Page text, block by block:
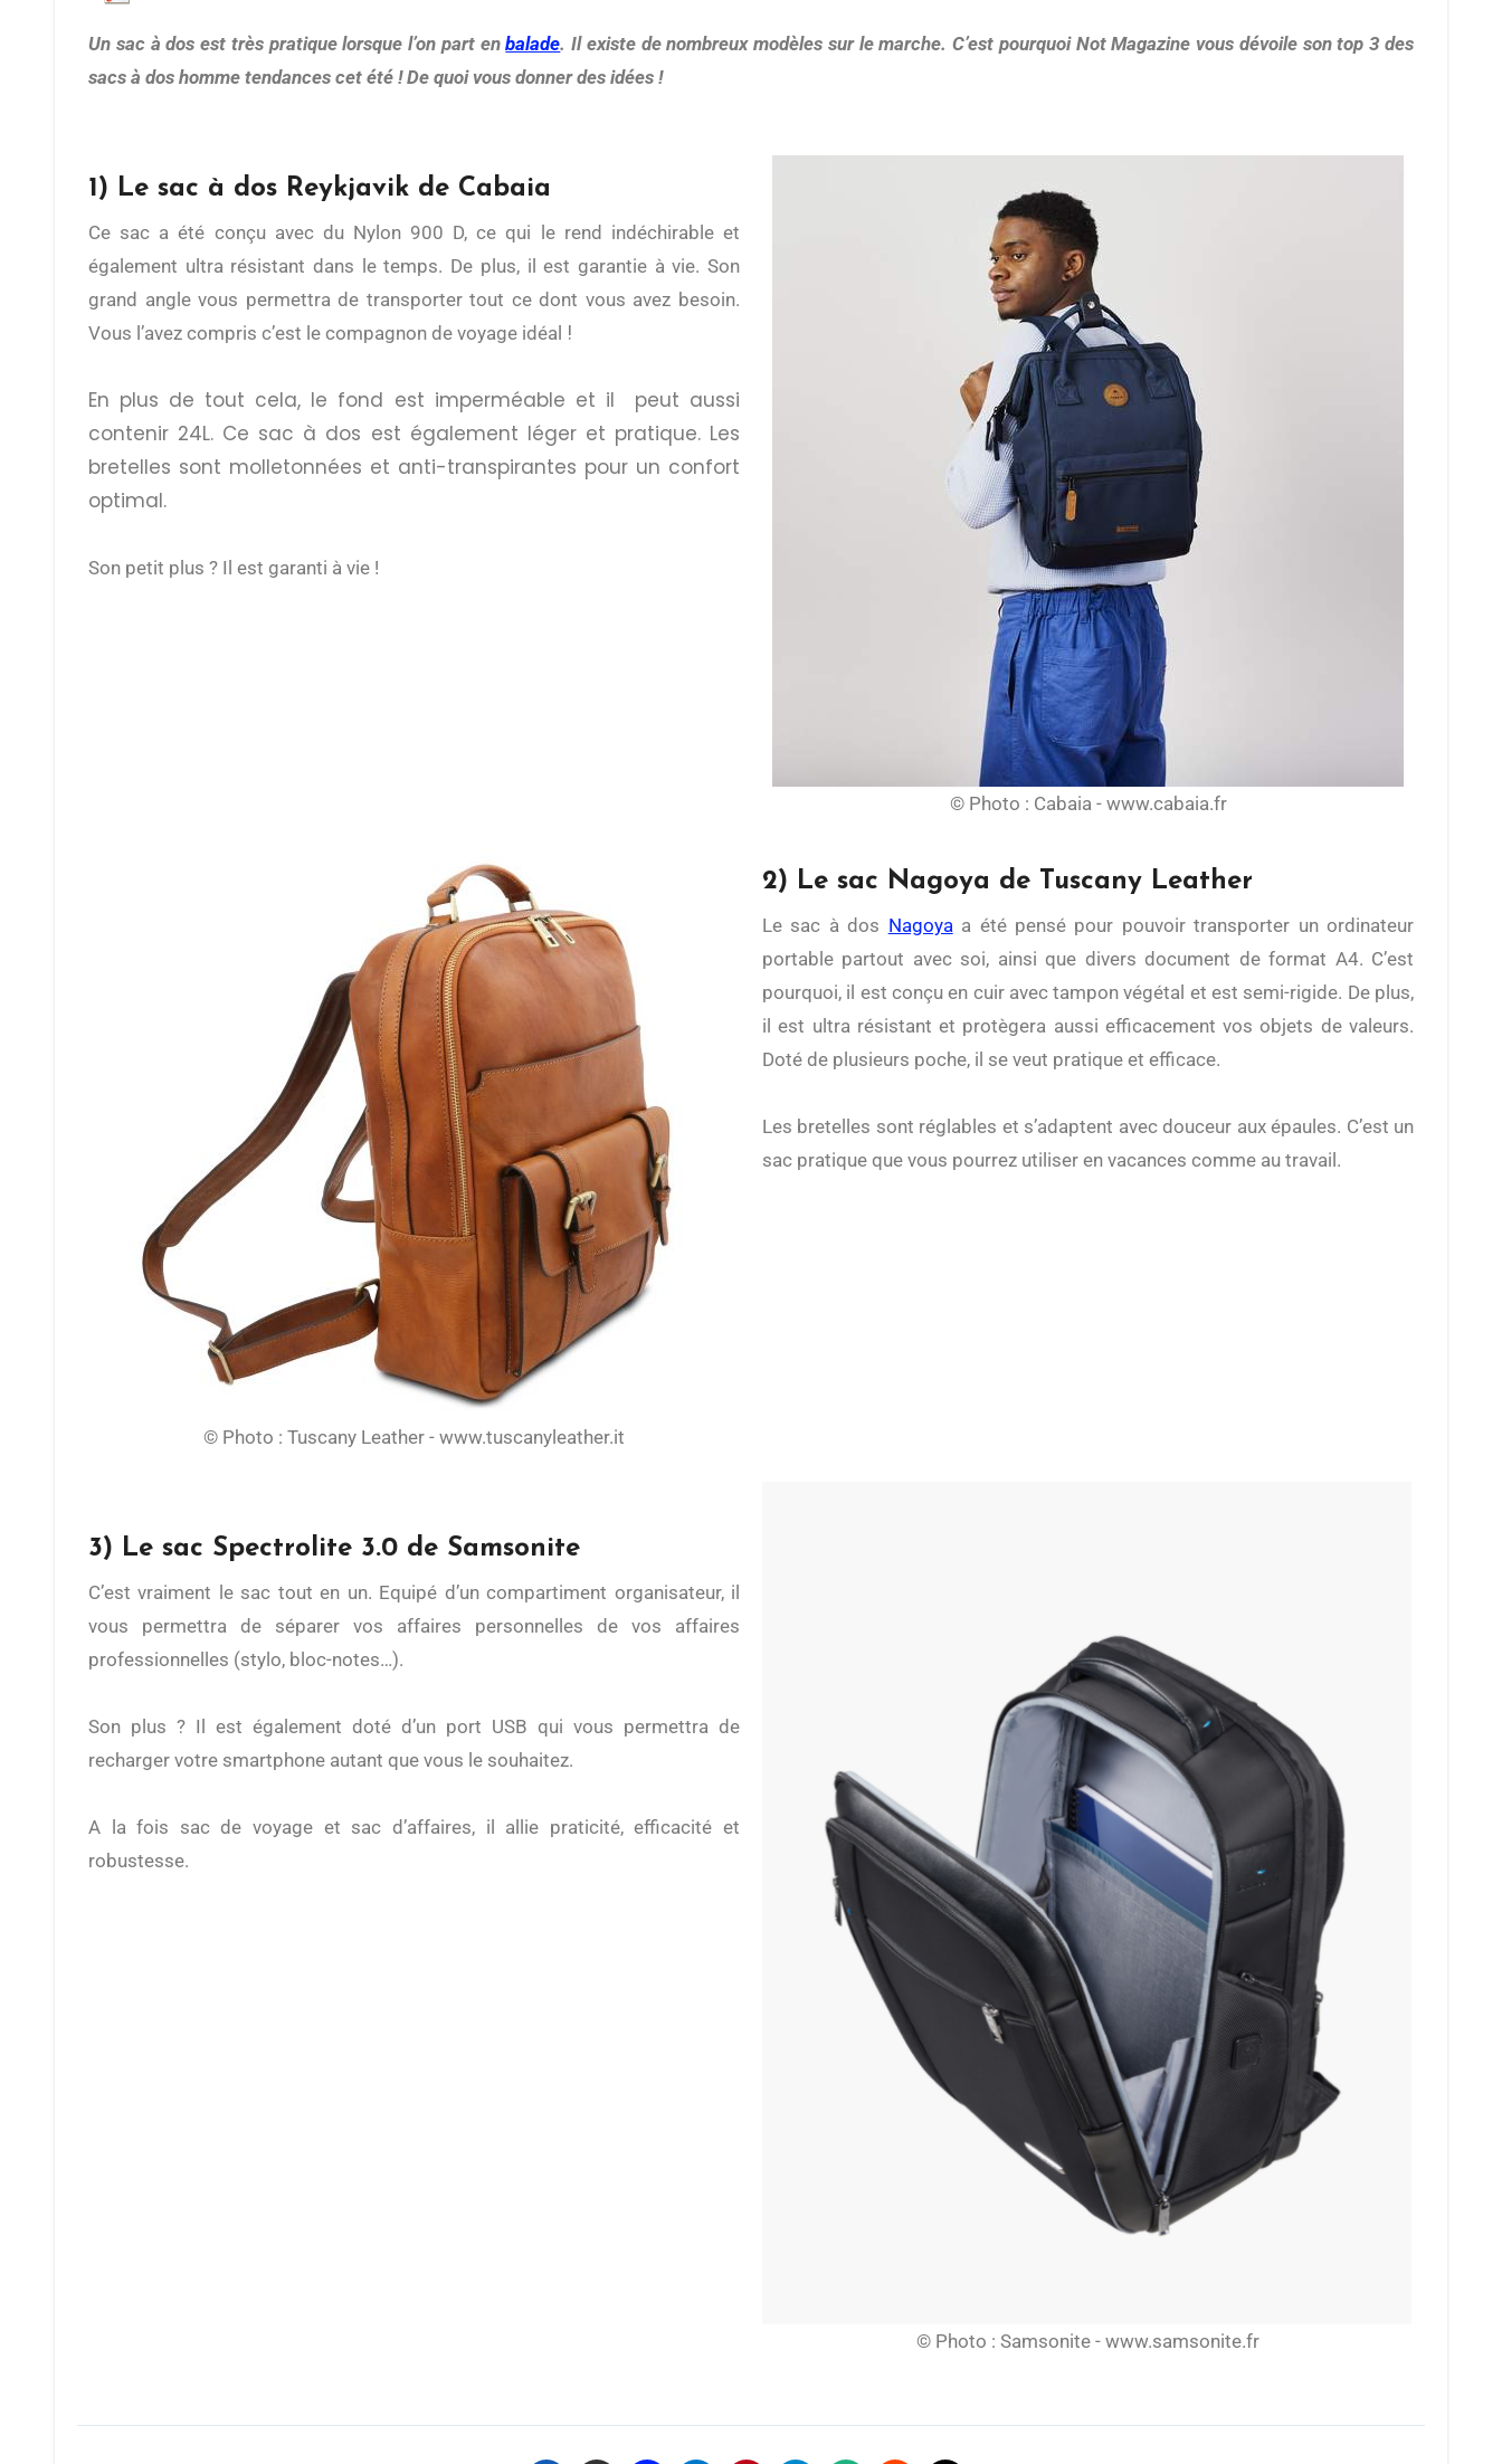
Un sac à dos est très pratique lorsque l’on part enbalade. Il existe de nombreux modèles sur le marche. C’est pourquoi Not Magazine vous dévoile son top 3 des
sacs à dos homme tendances cet été ! De quoi vous donner des idées !
1) Le sac à dos Reykjavik de Cabaia
Ce sac a été conçu avec du Nylon 900 D, ce qui le rend indéchirable et
également ultra résistant dans le temps. De plus, il est garantie à vie. Son
grand angle vous permettra de transporter tout ce dont vous avez besoin.
Vous l’avez compris c’est le compagnon de voyage idéal !
En plus de tout cela, le fond est imperméable et il peut aussi
contenir 24L. Ce sac à dos est également léger et pratique. Les
bretelles sont molletonnées et anti-transpirantes pour un confort
optimal.
Son petit plus ? Il est garanti à vie !
© Photo : Cabaia - www.cabaia.fr
© Photo : Tuscany Leather - www.tuscanyleather.it
2) Le sac Nagoya de Tuscany Leather
Le sac à dos Nagoya a été pensé pour pouvoir transporter un ordinateur
portable partout avec soi, ainsi que divers document de format A4. C’est
pourquoi, il est conçu en cuir avec tampon végétal et est semi-rigide. De plus,
il est ultra résistant et protègera aussi efficacement vos objets de valeurs.
Doté de plusieurs poche, il se veut pratique et efficace.
Les bretelles sont réglables et s’adaptent avec douceur aux épaules. C’est un
sac pratique que vous pourrez utiliser en vacances comme au travail.
3) Le sac Spectrolite 3.0 de Samsonite
C’est vraiment le sac tout en un. Equipé d’un compartiment organisateur, il
vous permettra de séparer vos affaires personnelles de vos affaires
professionnelles (stylo, bloc-notes…).
Son plus ? Il est également doté d’un port USB qui vous permettra de
recharger votre smartphone autant que vous le souhaitez.
A la fois sac de voyage et sac d’affaires, il allie praticité, efficacité et
robustesse.
© Photo : Samsonite - www.samsonite.fr